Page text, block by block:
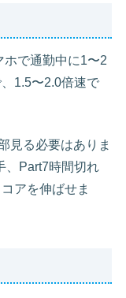
で通勤中に1〜2
1.5〜2.0倍速で
見る必要はありま
、Part7時間切れ
アを伸ばせま